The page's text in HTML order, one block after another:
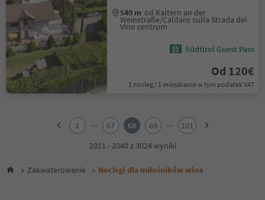
540 m od Kaltern an der
Weinstraße/Caldaro sulla Strada del
Vino centrum
Südtirol Guest Pass
Od 120€
1 nocleg / 1 mieszkanie w tym podatek VAT
6
1 ... 67 68 69 ...
101
2011 - 2040 z 3024 wyniki
Zakwaterowanie Noclegi dla miłośników wina